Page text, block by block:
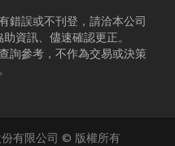
錯誤或不刊登，請洽本公司
資訊、儘速確認更正。
詢參考，不作為交易或決策
有限公司 © 版權所有